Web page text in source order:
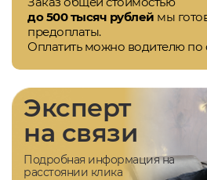
до 500 тысяч рублей мы
предоплаты.
Оплатить можно водителю по
Эксперт
на связи
Подробная информация на
расстоянии клика